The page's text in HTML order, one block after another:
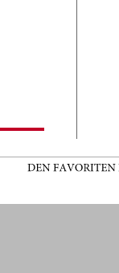
DEN FAVORITEN